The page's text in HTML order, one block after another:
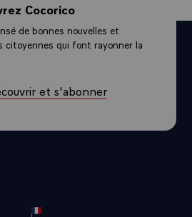
Cocorico
de bonnes nouvelles et
citoyennes qui font rayonner la
et s'abonner